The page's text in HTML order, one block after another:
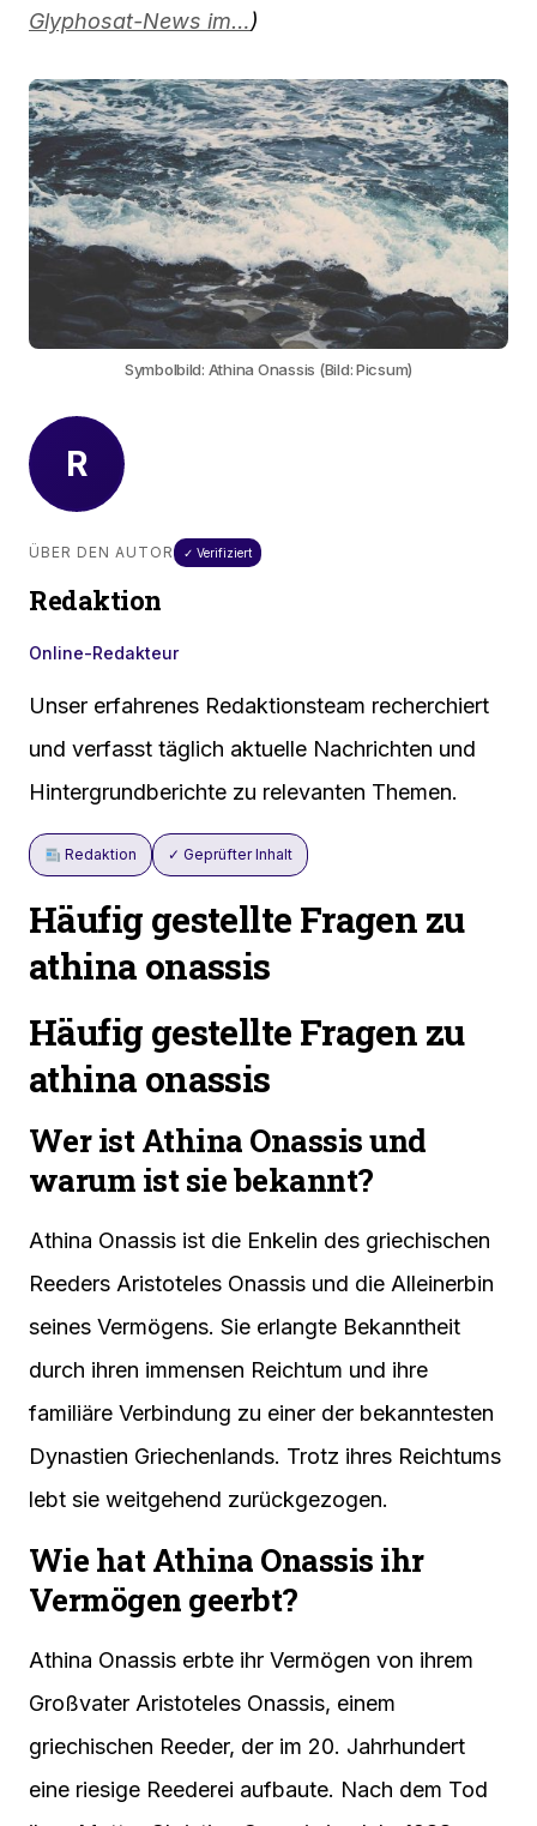
Glyphosat-News im…)
Symbolbild: Athina Onassis (Bild: Picsum)
R
ÜBER DEN AUTOR ✓ Verifiziert
Redaktion
Online-Redakteur
Unser erfahrenes Redaktionsteam recherchiert
und verfasst täglich aktuelle Nachrichten und
Hintergrundberichte zu relevanten Themen.
Redaktion ✓ Geprüfter Inhalt
Häufig gestellte Fragen zu
athina onassis
Häufig gestellte Fragen zu
athina onassis
Wer ist Athina Onassis und
warum ist sie bekannt?
Athina Onassis ist die Enkelin des griechischen
Reeders Aristoteles Onassis und die Alleinerbin
seines Vermögens. Sie erlangte Bekanntheit
durch ihren immensen Reichtum und ihre
familiäre Verbindung zu einer der bekanntesten
Dynastien Griechenlands. Trotz ihres Reichtums
lebt sie weitgehend zurückgezogen.
Wie hat Athina Onassis ihr
Vermögen geerbt?
Athina Onassis erbte ihr Vermögen von ihrem
Großvater Aristoteles Onassis, einem
griechischen Reeder, der im 20. Jahrhundert
eine riesige Reederei aufbaute. Nach dem Tod